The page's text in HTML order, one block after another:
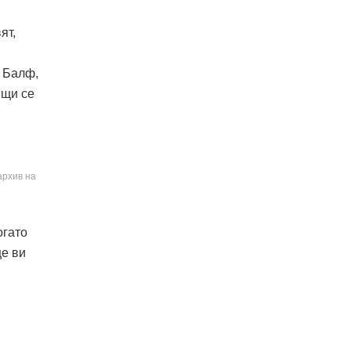
Балф,
се
на
ви